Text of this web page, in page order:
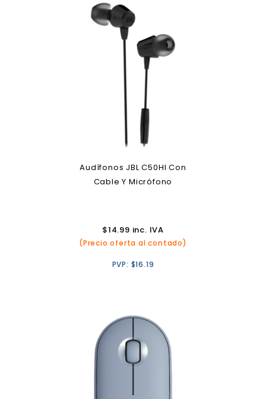
Audífonos JBL C50HI Con
Cable Y Micrófono
$14.99 inc. IVA
(Precio oferta al contado)
PVP: $16.19